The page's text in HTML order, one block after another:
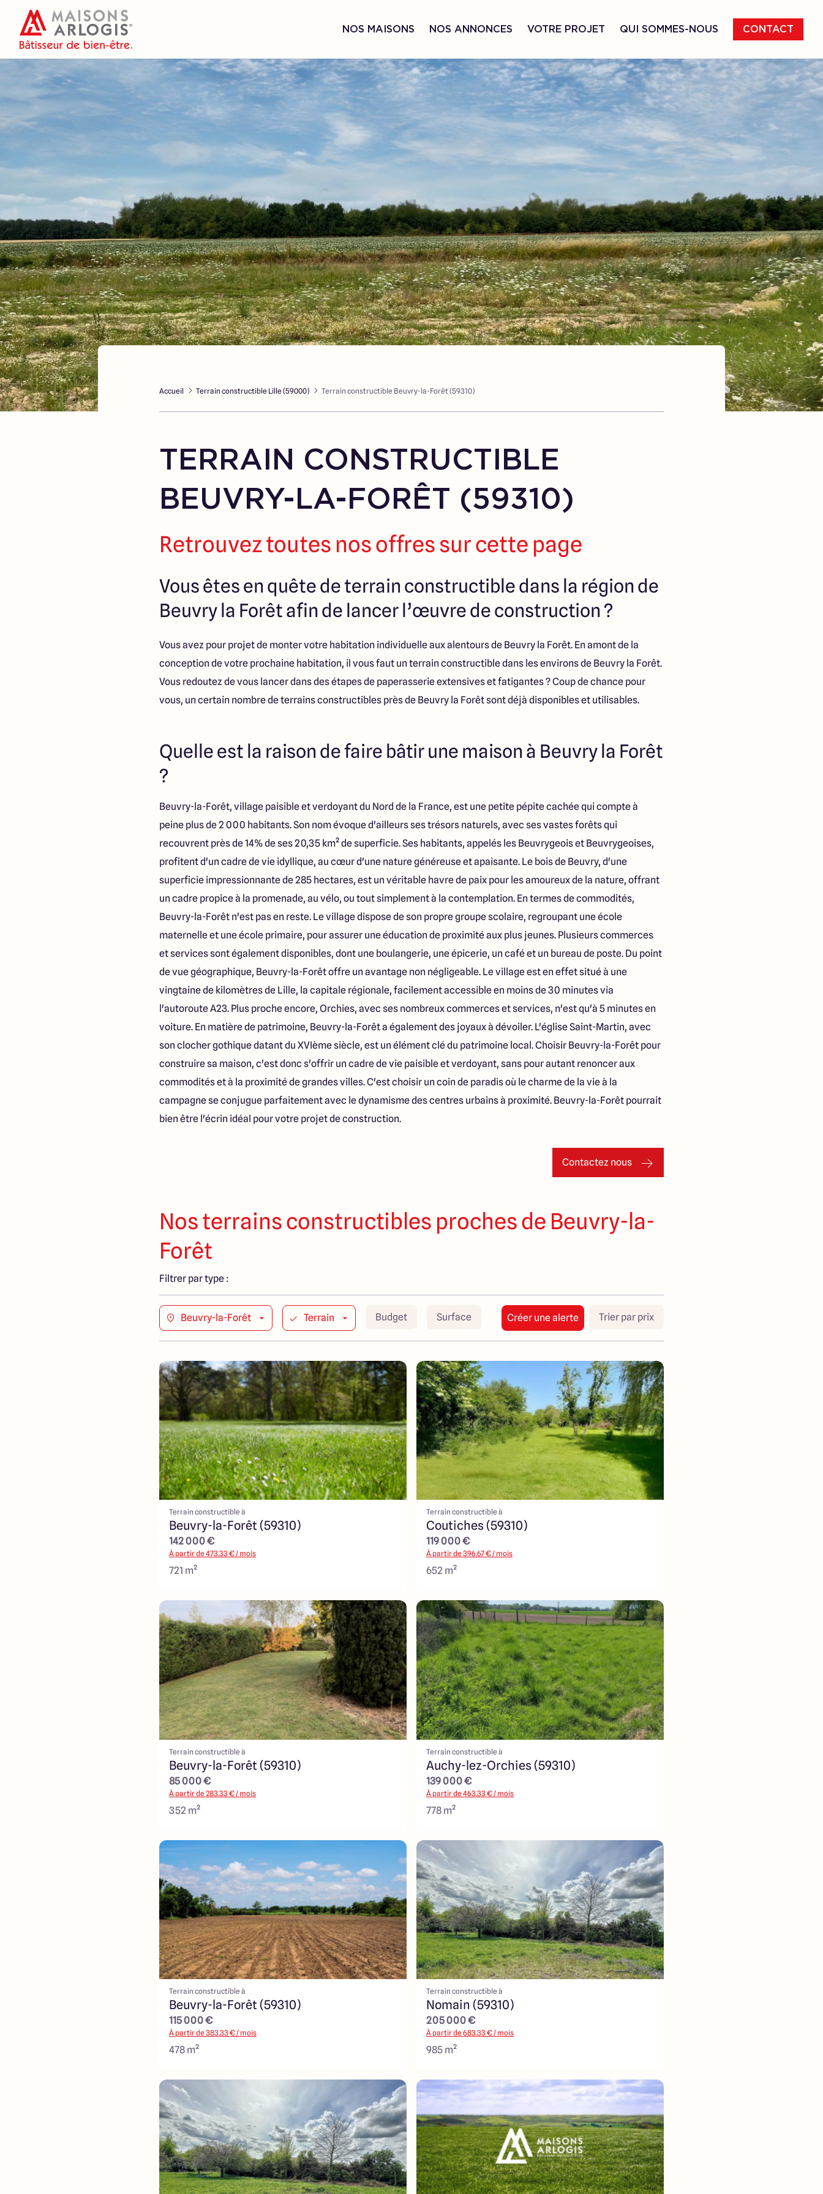
NOS MAISONS NOS ANNONCES VOTRE PROJET QUI SOMMES-NOUS CONTACT
Accueil Terrain constructible Lille (59000) Terrain constructible Beuvry-la-Forêt (59310)
TERRAIN CONSTRUCTIBLE
BEUVRY-LA-FORÊT (59310)
Retrouvez toutes nos offres sur cette page
Vous êtes en quête de terrain constructible dans la région de
Beuvry la Forêt afin de lancer l’œuvre de construction ?
Vous avez pour projet de monter votre habitation individuelle aux alentours de Beuvry la Forêt. En amont de la
conception de votre prochaine habitation, il vous faut un terrain constructible dans les environs de Beuvry la Forêt.
Vous redoutez de vous lancer dans des étapes de paperasserie extensives et fatigantes ? Coup de chance pour
vous, un certain nombre de terrains constructibles près de Beuvry la Forêt sont déjà disponibles et utilisables.
Quelle est la raison de faire bâtir une maison à Beuvry la Forêt
?
Beuvry-la-Forêt, village paisible et verdoyant du Nord de la France, est une petite pépite cachée qui compte à
peine plus de 2 000 habitants. Son nom évoque d'ailleurs ses trésors naturels, avec ses vastes forêts qui
recouvrent près de 14% de ses 20,35 km² de superficie. Ses habitants, appelés les Beuvrygeois et Beuvrygeoises,
profitent d'un cadre de vie idyllique, au cœur d'une nature généreuse et apaisante. Le bois de Beuvry, d'une
superficie impressionnante de 285 hectares, est un véritable havre de paix pour les amoureux de la nature, offrant
un cadre propice à la promenade, au vélo, ou tout simplement à la contemplation. En termes de commodités,
Beuvry-la-Forêt n'est pas en reste. Le village dispose de son propre groupe scolaire, regroupant une école
maternelle et une école primaire, pour assurer une éducation de proximité aux plus jeunes. Plusieurs commerces
et services sont également disponibles, dont une boulangerie, une épicerie, un café et un bureau de poste. Du point
de vue géographique, Beuvry-la-Forêt offre un avantage non négligeable. Le village est en effet situé à une
vingtaine de kilomètres de Lille, la capitale régionale, facilement accessible en moins de 30 minutes via
l'autoroute A23. Plus proche encore, Orchies, avec ses nombreux commerces et services, n'est qu'à 5 minutes en
voiture. En matière de patrimoine, Beuvry-la-Forêt a également des joyaux à dévoiler. L'église Saint-Martin, avec
son clocher gothique datant du XVIème siècle, est un élément clé du patrimoine local. Choisir Beuvry-la-Forêt pour
construire sa maison, c'est donc s'offrir un cadre de vie paisible et verdoyant, sans pour autant renoncer aux
commodités et à la proximité de grandes villes. C'est choisir un coin de paradis où le charme de la vie à la
campagne se conjugue parfaitement avec le dynamisme des centres urbains à proximité. Beuvry-la-Forêt pourrait
bien être l'écrin idéal pour votre projet de construction.
Contactez nous
Nos terrains constructibles proches de Beuvry-la-
Forêt
Filtrer par type :
Beuvry-la-Forêt Terrain Budget Surface Créer une alerte Trier par prix
Terrain constructible à
Beuvry-la-Forêt (59310)
142 000 €
À partir de473.33€ / mois
721 m²
Terrain constructible à
Coutiches (59310)
119 000 €
À partir de396.67€ / mois
652 m²
Terrain constructible à
Beuvry-la-Forêt (59310)
85 000 €
À partir de283.33€ / mois
352 m²
Terrain constructible à
Auchy-lez-Orchies (59310)
139 000 €
À partir de463.33€ / mois
778 m²
Terrain constructible à
Beuvry-la-Forêt (59310)
115 000 €
À partir de383.33€ / mois
478 m²
Terrain constructible à
Nomain (59310)
205 000 €
À partir de683.33€ / mois
985 m²